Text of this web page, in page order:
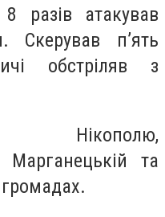
разів атакував
Скерував пʼять
обстріляв з
Марганецькій та
громадах.